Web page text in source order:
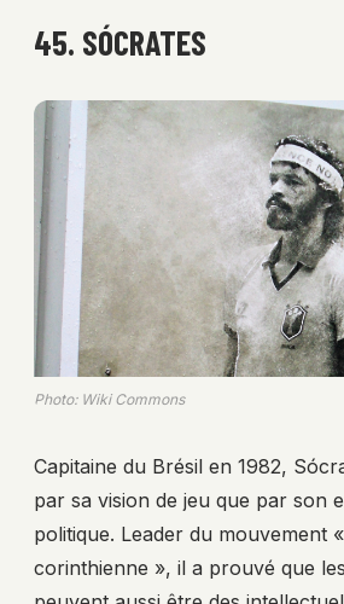
45. SÓCRATES
Photo: Wiki Commons
Capitaine du Brésil en 1982,
par sa vision de jeu que par son
politique. Leader du mouvement
corinthienne », il a prouvé que